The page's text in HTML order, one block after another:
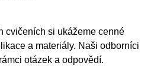
cvičeních si ukážeme cenné
a materiály. Naši odborníci
otázek a odpovědí.